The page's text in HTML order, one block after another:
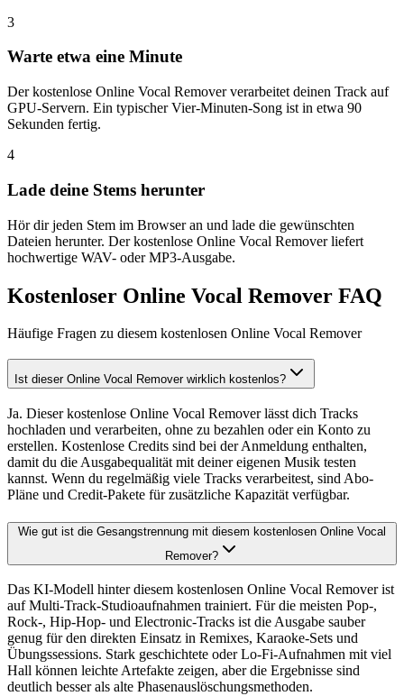
3
Warte etwa eine Minute
Der kostenlose Online Vocal Remover verarbeitet deinen Track auf
GPU-Servern. Ein typischer Vier-Minuten-Song ist in etwa 90
Sekunden fertig.
4
Lade deine Stems herunter
Hör dir jeden Stem im Browser an und lade die gewünschten
Dateien herunter. Der kostenlose Online Vocal Remover liefert
hochwertige WAV- oder MP3-Ausgabe.
Kostenloser Online Vocal Remover FAQ
Häufige Fragen zu diesem kostenlosen Online Vocal Remover
Ist dieser Online Vocal Remover wirklich kostenlos?
Ja. Dieser kostenlose Online Vocal Remover lässt dich Tracks
hochladen und verarbeiten, ohne zu bezahlen oder ein Konto zu
erstellen. Kostenlose Credits sind bei der Anmeldung enthalten,
damit du die Ausgabequalität mit deiner eigenen Musik testen
kannst. Wenn du regelmäßig viele Tracks verarbeitest, sind Abo-
Pläne und Credit-Pakete für zusätzliche Kapazität verfügbar.
Wie gut ist die Gesangstrennung mit diesem kostenlosen Online Vocal
Remover?
Das KI-Modell hinter diesem kostenlosen Online Vocal Remover ist
auf Multi-Track-Studioaufnahmen trainiert. Für die meisten Pop-,
Rock-, Hip-Hop- und Electronic-Tracks ist die Ausgabe sauber
genug für den direkten Einsatz in Remixes, Karaoke-Sets und
Übungssessions. Stark geschichtete oder Lo-Fi-Aufnahmen mit viel
Hall können leichte Artefakte zeigen, aber die Ergebnisse sind
deutlich besser als alte Phasenauslöschungsmethoden.